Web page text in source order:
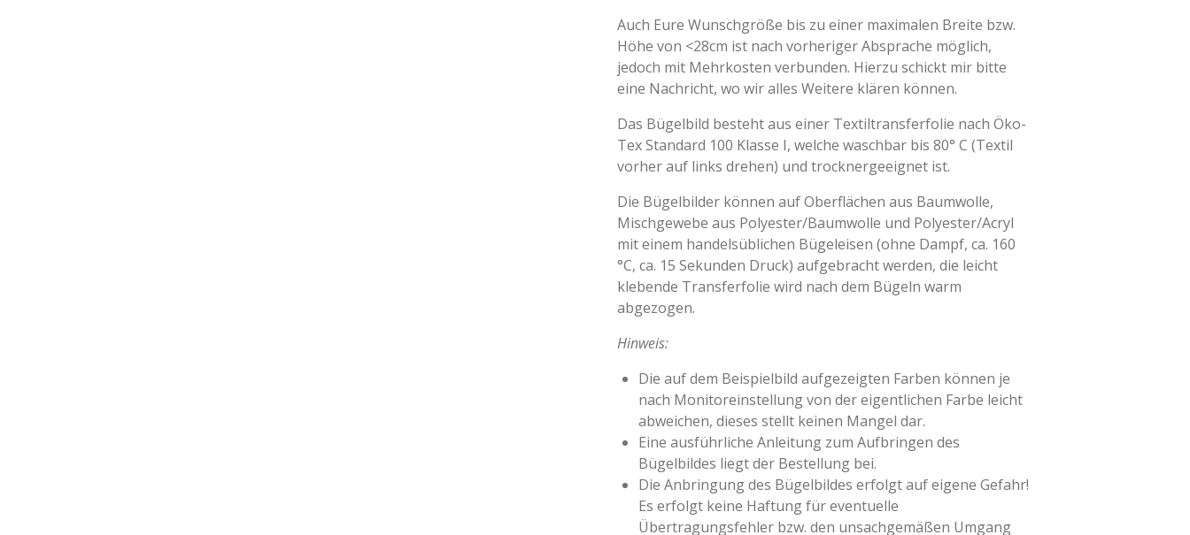
Auch Eure Wunschgröße bis zu einer maximalen Breite bzw.
Höhe von <28cm ist nach vorheriger Absprache möglich,
jedoch mit Mehrkosten verbunden. Hierzu schickt mir bitte
eine Nachricht, wo wir alles Weitere klären können.
Das Bügelbild besteht aus einer Textiltransferfolie nach Öko-
Tex Standard 100 Klasse I, welche waschbar bis 80° C (Textil
vorher auf links drehen) und trocknergeeignet ist.
Die Bügelbilder können auf Oberflächen aus Baumwolle,
Mischgewebe aus Polyester/Baumwolle und Polyester/Acryl
mit einem handelsüblichen Bügeleisen (ohne Dampf, ca. 160
°C, ca. 15 Sekunden Druck) aufgebracht werden, die leicht
klebende Transferfolie wird nach dem Bügeln warm
abgezogen.
Hinweis:
Die auf dem Beispielbild aufgezeigten Farben können je
nach Monitoreinstellung von der eigentlichen Farbe leicht
abweichen, dieses stellt keinen Mangel dar.
Eine ausführliche Anleitung zum Aufbringen des
Bügelbildes liegt der Bestellung bei.
Die Anbringung des Bügelbildes erfolgt auf eigene Gefahr!
Es erfolgt keine Haftung für eventuelle
Übertragungsfehler bzw. den unsachgemäßen Umgang